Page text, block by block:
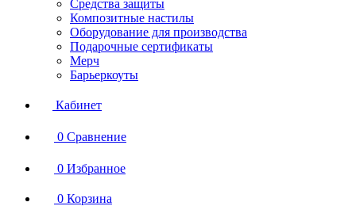
Средства защиты
Композитные настилы
Оборудование для производства
Подарочные сертификаты
Мерч
Барьеркоуты
Кабинет
0 Сравнение
0 Избранное
0 Корзина